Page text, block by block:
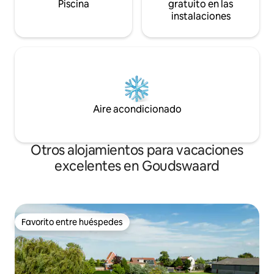
Piscina
gratuito en las
instalaciones
Aire acondicionado
Otros alojamientos para vacaciones
excelentes en Goudswaard
Favorito entre huéspedes
Favorito entre huéspedes